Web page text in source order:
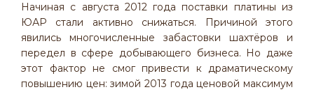
Начиная с августа 2012 года поставки платины из
ЮАР стали активно снижаться. Причиной этого
явились многочисленные забастовки шахтёров и
передел в сфере добывающего бизнеса. Но даже
этот фактор не смог привести к драматическому
повышению цен: зимой 2013 года ценовой максимум